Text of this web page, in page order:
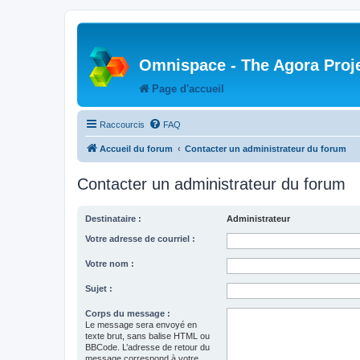
Omnispace - The Agora
Page d'accueil
Raccourcis FAQ
Accueil du forum Contacter un administrateur du forum
Contacter un administrateur du forum
Destinataire : Administrateur
Votre adresse de courriel :
Votre nom :
Sujet :
Corps du message :
Le message sera envoyé en
texte brut, sans balise HTML ou
BBCode. L’adresse de retour du